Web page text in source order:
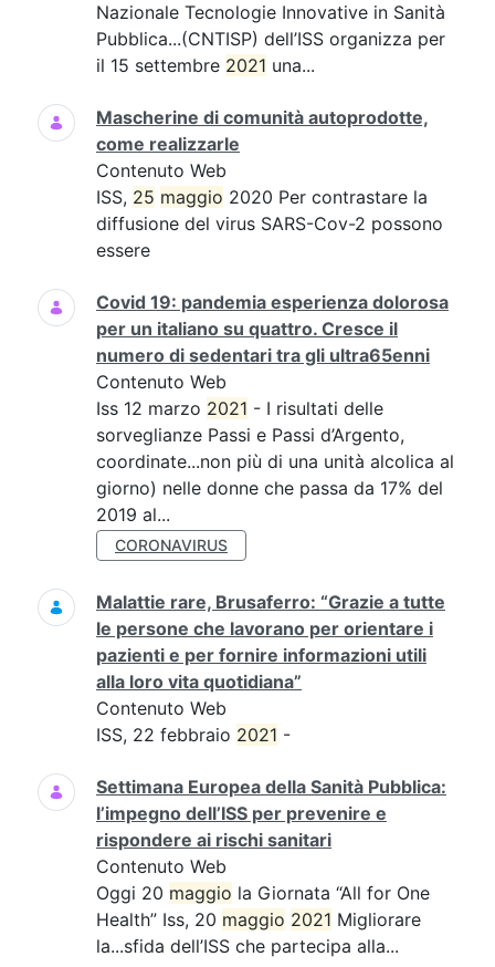
Nazionale Tecnologie Innovative in Sanità
Pubblica...(CNTISP) dell’ISS organizza per
il 15 settembre 2021 una...
Mascherine di comunità autoprodotte,
come realizzarle
Contenuto Web
ISS, 25 maggio 2020 Per contrastare la
diffusione del virus SARS-Cov-2 possono
essere
Covid 19: pandemia esperienza dolorosa
per un italiano su quattro. Cresce il
numero di sedentari tra gli ultra65enni
Contenuto Web
Iss 12 marzo 2021 - I risultati delle
sorveglianze Passi e Passi d’Argento,
coordinate...non più di una unità alcolica al
giorno) nelle donne che passa da 17% del
2019 al...
CORONAVIRUS
Malattie rare, Brusaferro: “Grazie a tutte
le persone che lavorano per orientare i
pazienti e per fornire informazioni utili
alla loro vita quotidiana”
Contenuto Web
ISS, 22 febbraio 2021 -
Settimana Europea della Sanità Pubblica:
l’impegno dell’ISS per prevenire e
rispondere ai rischi sanitari
Contenuto Web
Oggi 20 maggio la Giornata “All for One
Health” Iss, 20 maggio 2021 Migliorare
la...sfida dell’ISS che partecipa alla...